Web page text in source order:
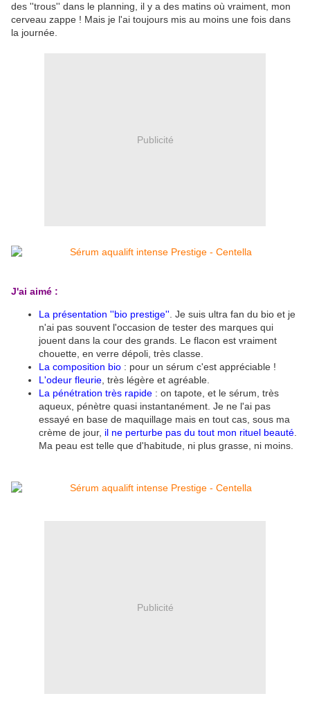
des ''trous'' dans le planning, il y a des matins où vraiment, mon
cerveau zappe ! Mais je l'ai toujours mis au moins une fois dans
la journée.
Publicité
J'ai aimé :
La présentation ''bio prestige'' . Je suis ultra fan du bio et je
n'ai pas souvent l'occasion de tester des marques qui
jouent dans la cour des grands. Le flacon est vraiment
chouette, en verre dépoli, très classe.
La composition bio : pour un sérum c'est appréciable !
L'odeur fleurie , très légère et agréable.
La pénétration très rapide : on tapote, et le sérum, très
aqueux, pénètre quasi instantanément. Je ne l'ai pas
essayé en base de maquillage mais en tout cas, sous ma
crème de jour, il ne perturbe pas du tout mon rituel beauté
Ma peau est telle que d'habitude, ni plus grasse, ni moins.
Publicité